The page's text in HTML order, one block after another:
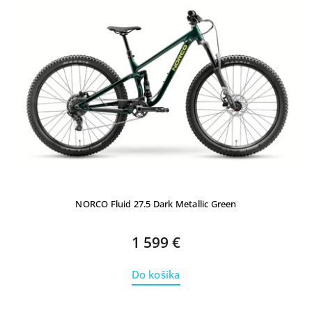
NORCO Fluid 27.5 Dark Metallic Green
1 599 €
Do košíka